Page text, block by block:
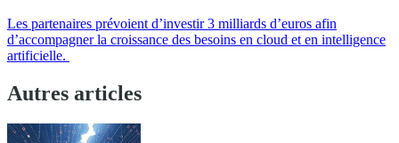
Les partenaires prévoient d’investir 3 milliards d’euros afin
d’accompagner la croissance des besoins en cloud et en intelligence
artificielle.
Autres articles